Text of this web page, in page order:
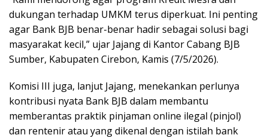
dukungan terhadap UMKM terus diperkuat. Ini penting
agar Bank BJB benar-benar hadir sebagai solusi bagi
masyarakat kecil,” ujar Jajang di Kantor Cabang BJB
Sumber, Kabupaten Cirebon, Kamis (7/5/2026).
Komisi III juga, lanjut Jajang, menekankan perlunya
kontribusi nyata Bank BJB dalam membantu
memberantas praktik pinjaman online ilegal (pinjol)
dan rentenir atau yang dikenal dengan istilah bank